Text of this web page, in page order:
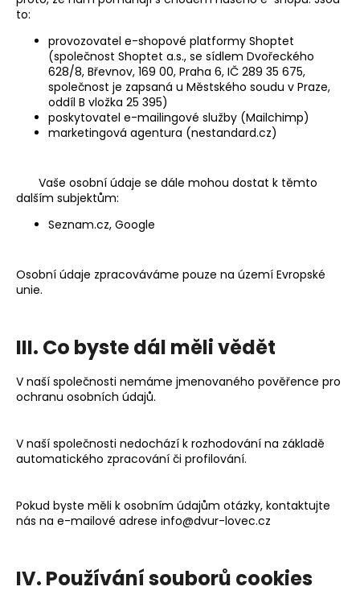
to:
provozovatel e-shopové platformy Shoptet
(společnost Shoptet a.s., se sídlem Dvořeckého
628/8, Břevnov, 169 00, Praha 6, IČ 289 35 675,
společnost je zapsaná u Městského soudu v Praze,
oddíl B vložka 25 395)
poskytovatel e-mailingové služby (Mailchimp)
marketingová agentura (nestandard.cz)
Vaše osobní údaje se dále mohou dostat k těmto
dalším subjektům:
Seznam.cz, Google
Osobní údaje zpracováváme pouze na území Evropské
unie.
III. Co byste dál měli vědět
V naší společnosti nemáme jmenovaného pověřence pro
ochranu osobních údajů.
V naší společnosti nedochází k rozhodování na základě
automatického zpracování či profilování.
Pokud byste měli k osobním údajům otázky, kontaktujte
nás na e-mailové adrese info@dvur-lovec.cz
IV. Používání souborů cookies